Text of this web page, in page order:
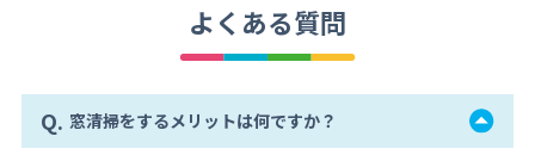
よくある質問
Q. 窓清掃をするメリットは何ですか？